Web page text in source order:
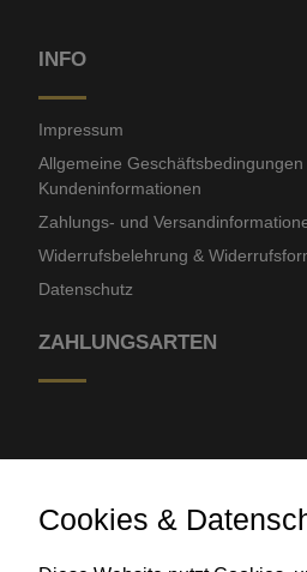
INFO
Impressum
Allgemeine Geschäftsbedingungen
Kundeninformationen
Zahlungs- und
Widerrufsbelehrung &
Datenschutz
ZAHLUNGSARTEN
Cookies &